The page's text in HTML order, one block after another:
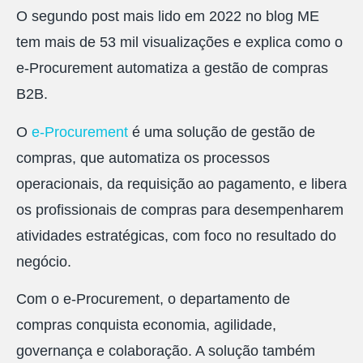
O segundo post mais lido em 2022 no blog ME
tem mais de 53 mil visualizações e explica como o
e-Procurement automatiza a gestão de compras
B2B.
O e-Procurement é uma solução de gestão de
compras, que automatiza os processos
operacionais, da requisição ao pagamento, e libera
os profissionais de compras para desempenharem
atividades estratégicas, com foco no resultado do
negócio.
Com o e-Procurement, o departamento de
compras conquista economia, agilidade,
governança e colaboração. A solução também